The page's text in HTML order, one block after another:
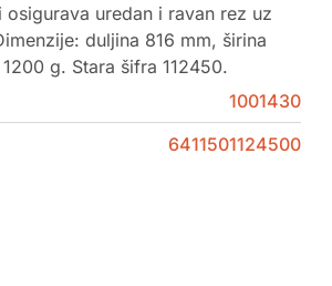
osigurava uredan i ravan rez uz
duljina 816 mm, širina
g. Stara šifra 112450.
1001430
6411501124500